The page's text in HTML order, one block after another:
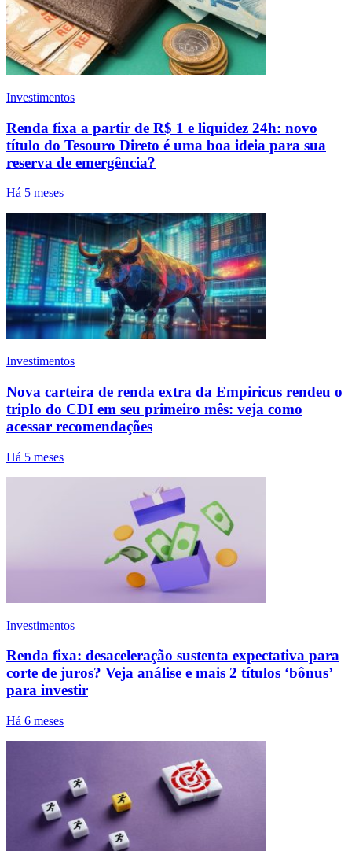
Investimentos
Renda fixa a partir de R$ 1 e liquidez 24h: novo
título do Tesouro Direto é uma boa ideia para sua
reserva de emergência?
Há 5 meses
Investimentos
Nova carteira de renda extra da Empiricus rendeu o
triplo do CDI em seu primeiro mês: veja como
acessar recomendações
Há 5 meses
Investimentos
Renda fixa: desaceleração sustenta expectativa para
corte de juros? Veja análise e mais 2 títulos ‘bônus’
para investir
Há 6 meses